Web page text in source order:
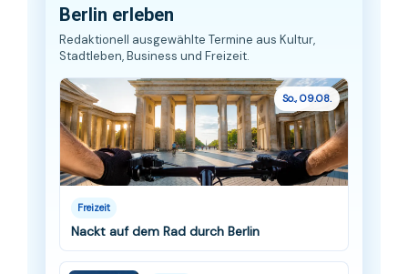
Berlin erleben
Redaktionell ausgewählte Termine aus Kultur,
Stadtleben, Business und Freizeit.
So., 09.08.
Freizeit
Nackt auf dem Rad durch Berlin